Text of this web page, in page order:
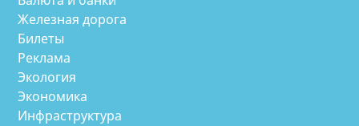
Железная дорога
Билеты
Реклама
Экология
Экономика
Инфраструктура